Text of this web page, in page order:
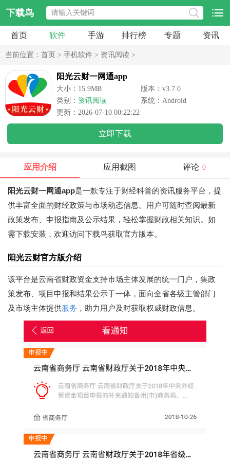
下载鸟
首页 软件 手游 排行榜 专题 资讯
当前位置： 首页 > 手机软件 > 资讯阅读 >
阳光云财一网通app
大小：15.9MB
版本：v3.7.0
类别： 资讯阅读
系统：Android
更新：2026-07-10 00:22:22
立即下载
应用介绍 应用截图 评论 0
阳光云财一网通app是一款专注于财经科普的资讯服务平台，提
供丰富全面的财经政策与市场动态信息。用户可随时查阅最新
政策发布、申报指南及公示结果，轻松掌握财政相关知识。如
需下载安装，欢迎访问下载鸟获取官方版本。
阳光云财官方版介绍
该平台是云南省财政资金支持市场主体发展的统一门户，集政
策发布、项目申报和结果公示于一体，面向全省各级主管部门
及市场主体提供服务 ，助力用户及时获取权威财政信息。